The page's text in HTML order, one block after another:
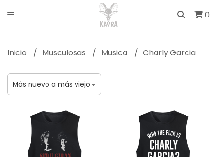
0
Inicio Musculosas Musica Charly Garcia